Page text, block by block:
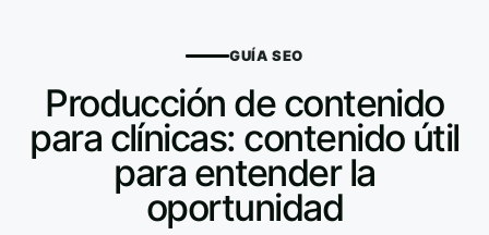
GUÍA SEO
Producción de contenido
para clínicas: contenido útil
para entender la
oportunidad